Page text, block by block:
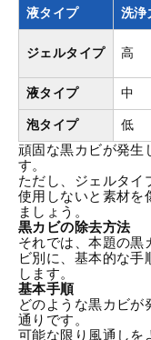
液タイプ 洗浄
ジェルタイプ 高
液タイプ 中
泡タイプ 低
頑固な黒カビが発生
す。
ただし、ジェルタイ
使用しないと素材を
ましょう。
黒カビの除去方法
それでは、本題の黒
ビ別に、基本的な手
します。
基本手順
どのような黒カビが
通りです。
可能な限り風通しを